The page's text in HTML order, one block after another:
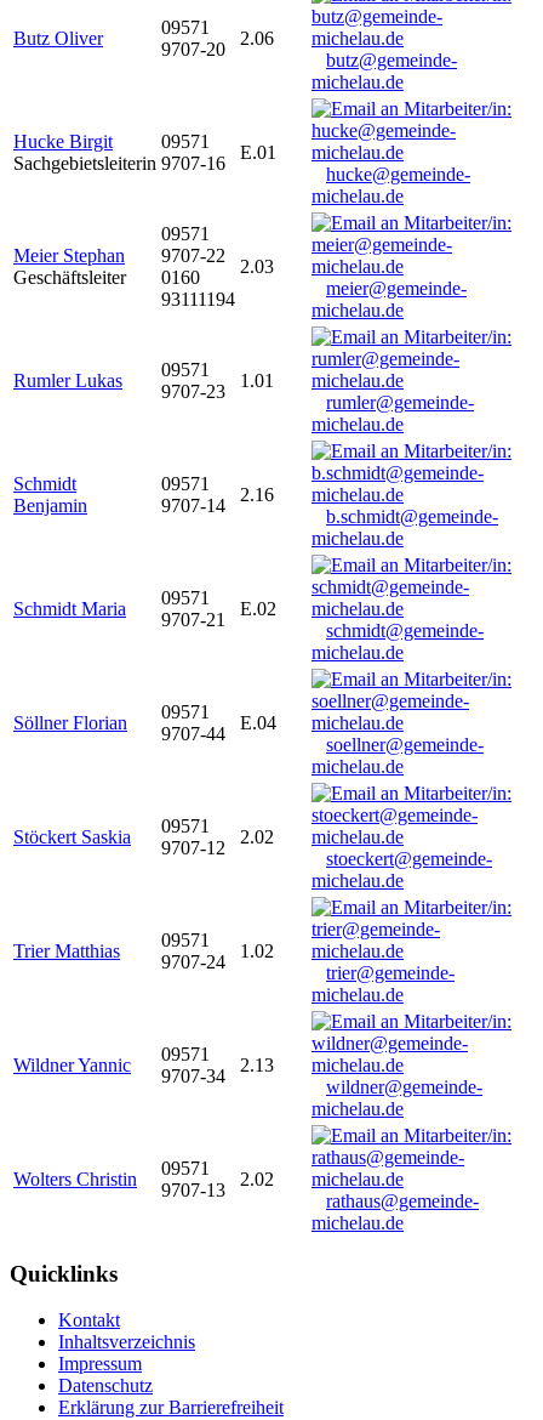
Butz Oliver
09571
9707-20
2.06
butz@gemeinde-
michelau.de
Hucke Birgit
Sachgebietsleiterin
09571
9707-16
E.01
hucke@gemeinde-
michelau.de
Meier Stephan
Geschäftsleiter
09571
9707-22
0160
93111194
2.03
meier@gemeinde-
michelau.de
Rumler Lukas
09571
9707-23
1.01
rumler@gemeinde-
michelau.de
Schmidt
Benjamin
09571
9707-14
2.16
b.schmidt@gemeinde-
michelau.de
Schmidt Maria
09571
9707-21
E.02
schmidt@gemeinde-
michelau.de
Söllner Florian
09571
9707-44
E.04
soellner@gemeinde-
michelau.de
Stöckert Saskia
09571
9707-12
2.02
stoeckert@gemeinde-
michelau.de
Trier Matthias
09571
9707-24
1.02
trier@gemeinde-
michelau.de
Wildner Yannic
09571
9707-34
2.13
wildner@gemeinde-
michelau.de
Wolters Christin
09571
9707-13
2.02
rathaus@gemeinde-
michelau.de
Quicklinks
Kontakt
Inhaltsverzeichnis
Impressum
Datenschutz
Erklärung zur Barrierefreiheit